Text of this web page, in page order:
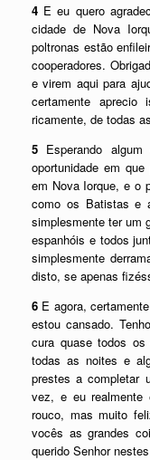
4 E eu quero
cidade de Nova
poltronas estão
cooperadores.
e virem aqui para
certamente
ricamente, de todas
5 Esperando
oportunidade em
em Nova Iorque, e o
como os Batistas e
simplesmente ter um
espanhóis e todos
simplesmente
disto, se apenas
6 E agora,
estou cansado.
cura quase todos
todas as noites e
prestes a completar
vez, e eu realmente
rouco, mas muito
vocês as grandes
querido Senhor